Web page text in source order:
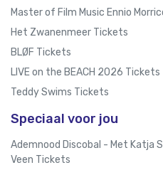
Master of Film Music Ennio
Het Zwanenmeer Tickets
BLØF Tickets
LIVE on the BEACH 2026 Tickets
Teddy Swims Tickets
Speciaal voor jou
Ademnood Discobal - Met Katja
Veen Tickets